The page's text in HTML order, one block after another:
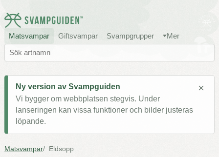
Matsvampar Giftsvampar Svampgrupper Mer
Ny version av Svampguiden
Vi bygger om webbplatsen stegvis. Under
lanseringen kan vissa funktioner och bilder justeras
löpande.
×
Matsvampar Eldsopp